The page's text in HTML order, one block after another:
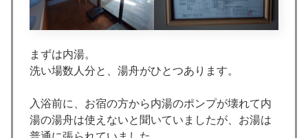
まずは内湯。
洗い場数人分と、湯舟がひとつあります。
入浴前に、お宿の方から内湯のポンプが壊れて内
湯の湯舟は使えないと聞いていましたが、お湯は